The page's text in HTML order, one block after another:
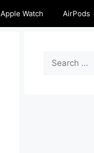
Apple Watch AirPods
Ieškoti: